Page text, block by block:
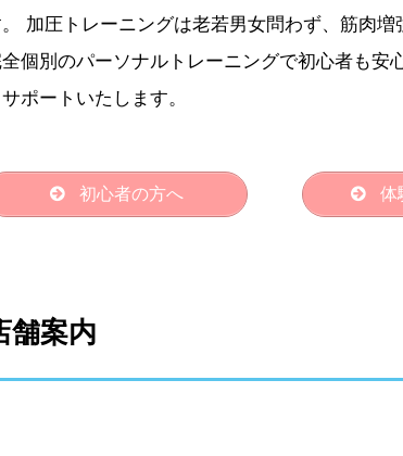
加圧トレーニングは老若男女問わず、筋肉
個別のパーソナルトレーニングで初心者も安
ポートいたします。
初心者の方へ 体
舗案内